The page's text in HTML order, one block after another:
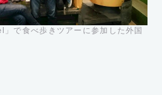
で食べ歩きツアーに参加した外国